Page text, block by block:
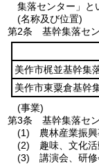
集落センター」と
(名称及び位置)
第2条
基幹集落セ
美作市梶並基幹集
美作市東粟倉基幹
(事業)
第3条
基幹集落セ
(1)
農林産業振
(2)
趣味、文化
(3)
講演会、研